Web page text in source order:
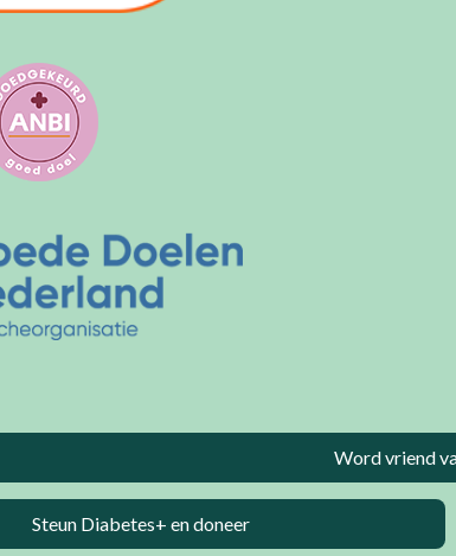
Word vriend
Steun Diabetes+ en doneer